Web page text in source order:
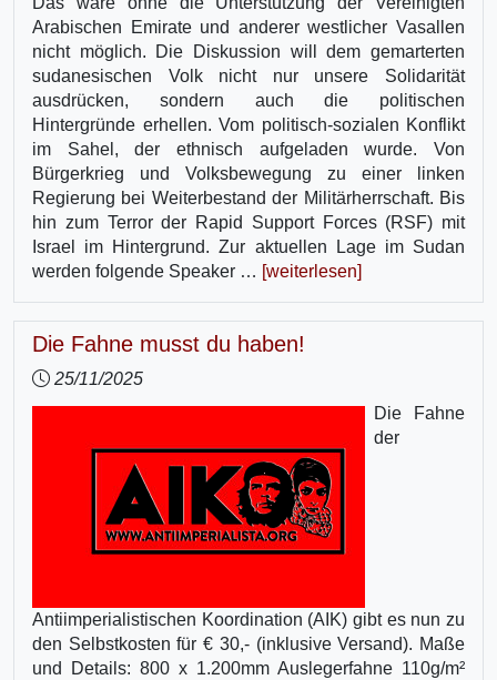
Arabischen Emirate und anderer westlicher Vasallen
nicht möglich. Die Diskussion will dem gemarterten
sudanesischen Volk nicht nur unsere Solidarität
ausdrücken, sondern auch die politischen
Hintergründe erhellen. Vom politisch-sozialen Konflikt
im Sahel, der ethnisch aufgeladen wurde. Von
Bürgerkrieg und Volksbewegung zu einer linken
Regierung bei Weiterbestand der Militärherrschaft. Bis
hin zum Terror der Rapid Support Forces (RSF) mit
Israel im Hintergrund. Zur aktuellen Lage im Sudan
werden folgende Speaker … [weiterlesen]
Die Fahne musst du haben!
25/11/2025
Die Fahne
der
Antiimperialistischen Koordination (AIK) gibt es nun zu
den Selbstkosten für € 30,- (inklusive Versand). Maße
und Details: 800 x 1.200mm Auslegerfahne 110g/m²